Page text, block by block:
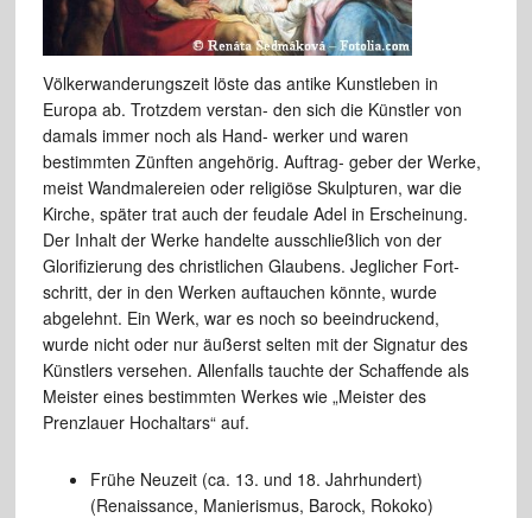
Völkerwanderungszeit löste das antike Kunstleben in
Europa ab. Trotzdem verstan- den sich die Künstler von
damals immer noch als Hand- werker und waren
bestimmten Zünften angehörig. Auftrag- geber der Werke,
meist Wandmalereien oder religiöse Skulpturen, war die
Kirche, später trat auch der feudale Adel in Erscheinung.
Der Inhalt der Werke handelte ausschließlich von der
Glorifizierung des christlichen Glaubens. Jeglicher Fort-
schritt, der in den Werken auftauchen könnte, wurde
abgelehnt. Ein Werk, war es noch so beeindruckend,
wurde nicht oder nur äußerst selten mit der Signatur des
Künstlers versehen. Allenfalls tauchte der Schaffende als
Meister eines bestimmten Werkes wie „Meister des
Prenzlauer Hochaltars“ auf.
Frühe Neuzeit (ca. 13. und 18. Jahrhundert)
(Renaissance, Manierismus, Barock, Rokoko)